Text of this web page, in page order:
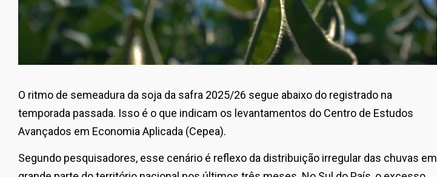
O ritmo de semeadura da soja da safra 2025/26 segue abaixo do registrado na
temporada passada. Isso é o que indicam os levantamentos do Centro de Estudos
Avançados em Economia Aplicada (Cepea).
Segundo pesquisadores, esse cenário é reflexo da distribuição irregular das chuvas em